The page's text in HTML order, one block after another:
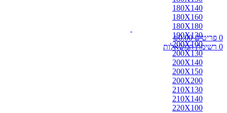
0 פריטים ₪0.00
0 רשימת המשאלות
180X140
180X160
180X180
190X130
200X100
200X130
200X140
200X150
200X200
210X130
210X140
220X100